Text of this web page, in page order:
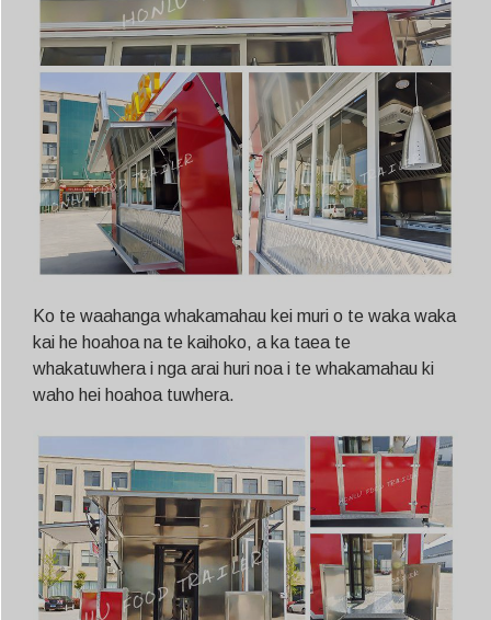
Ko te waahanga whakamahau kei muri o te waka waka
kai he hoahoa na te kaihoko, a ka taea te
whakatuwhera i nga arai huri noa i te whakamahau ki
waho hei hoahoa tuwhera.